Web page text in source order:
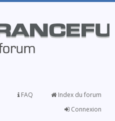
Index du forum
FAQ
Connexion